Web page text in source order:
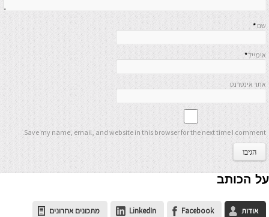
שם *
אימייל*
אתר אינטרנט
Save my name, email, and website in this browser for the next time I comment.
על הכותב
אודות Facebook
LinkedIn
מתכונים אחרונים